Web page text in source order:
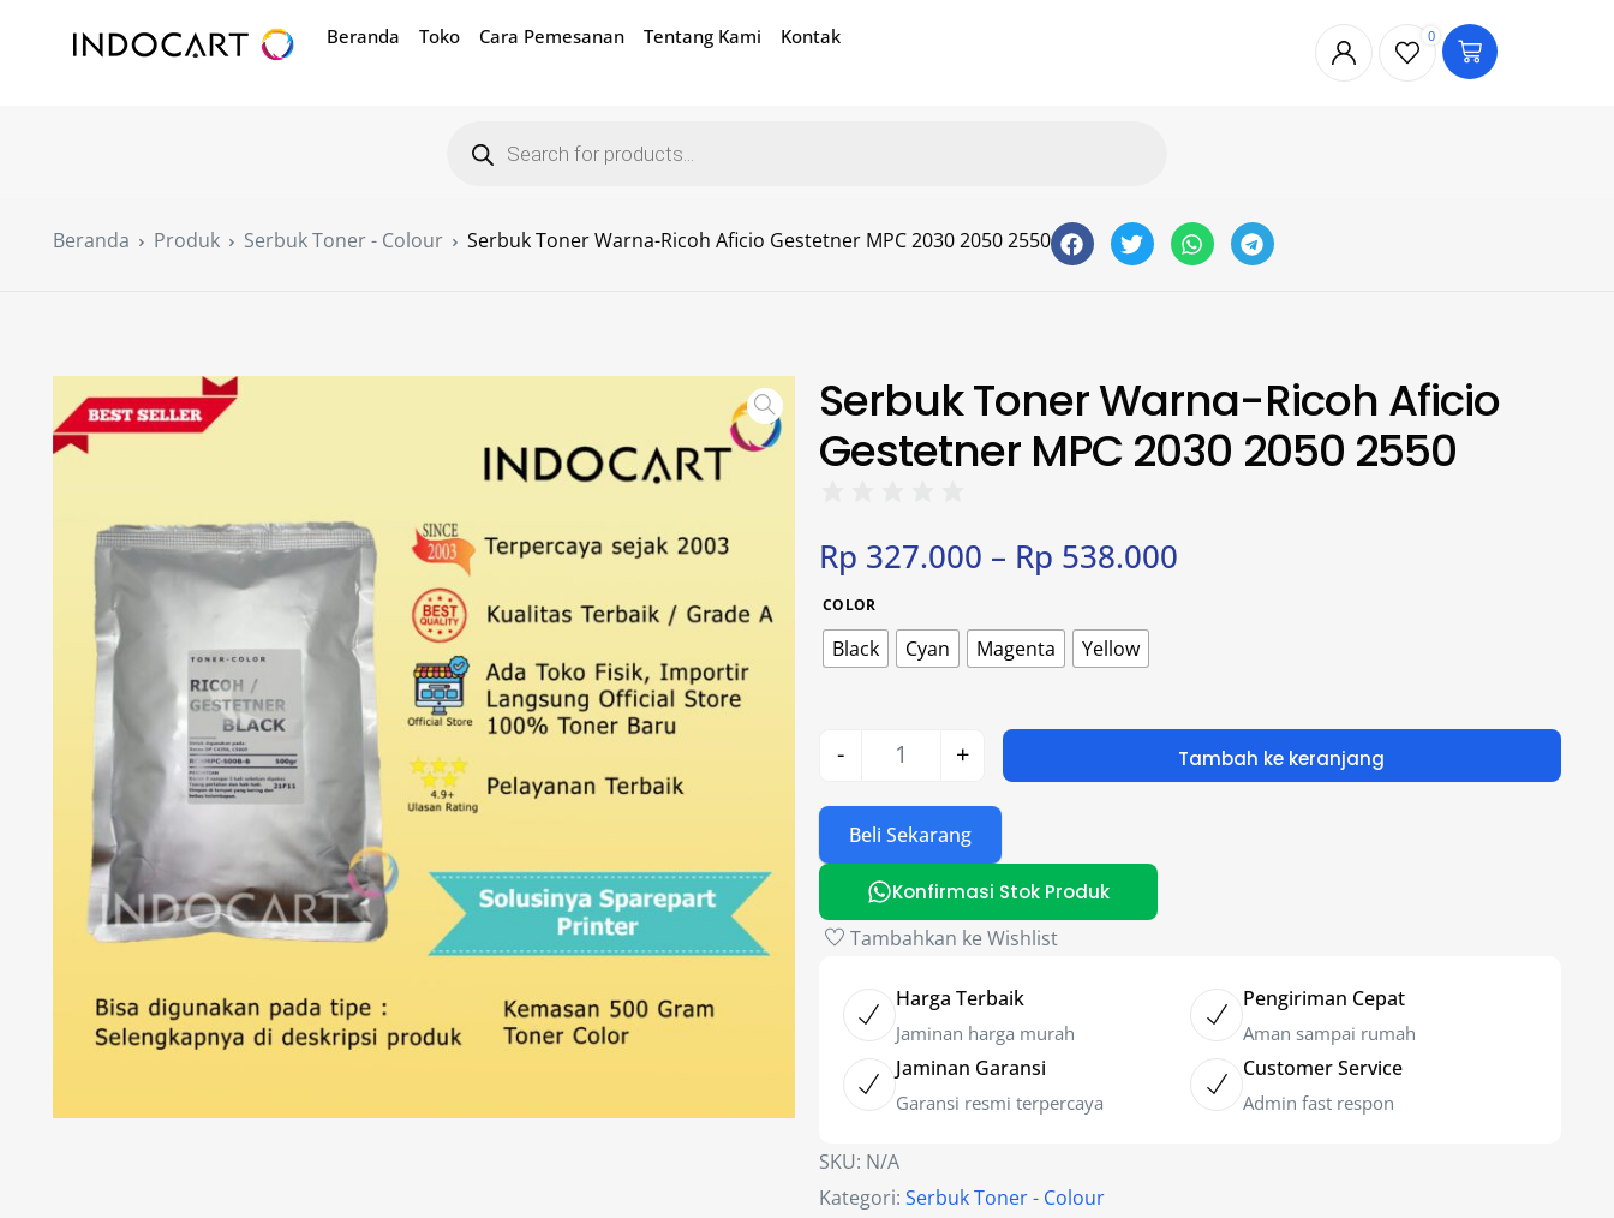
Beranda Toko Cara Pemesanan Tentang Kami Kontak 0
Beranda Produk Serbuk Toner - Colour Serbuk Toner Warna-Ricoh Aficio Gestetner MPC 2030 2050 2550
Serbuk Toner Warna-Ricoh Aficio
Gestetner MPC 2030 2050 2550
Rp 327.000 – Rp 538.000
COLOR
Black Cyan Magenta Yellow
- + Tambah ke keranjang
Beli Sekarang
Konfirmasi Stok Produk
Tambahkan ke Wishlist
Harga Terbaik
Jaminan harga murah
Pengiriman Cepat
Aman sampai rumah
Jaminan Garansi
Garansi resmi terpercaya
Customer Service
Admin fast respon
SKU: N/A
Kategori: Serbuk Toner - Colour